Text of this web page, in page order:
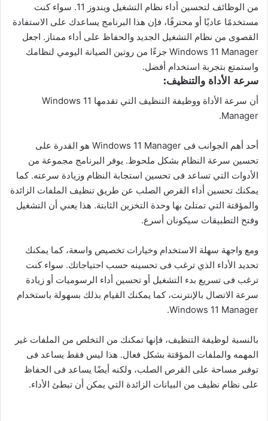
من الوظائف لتحسين أداء نظام التشغيل ويندوز 11. سواء كنت
مستخدمًا عاديًا أو محترفًا، فإن هذا البرنامج يساعدك على الاستفادة
القصوى من نظام التشغيل الجديد والحفاظ على أداء ممتاز. اجعل
Windows 11 Manager جزءًا من روتين الصيانة اليومي لنظامك
واستمتع بتجربة استخدام أفضل.
سرعة الأداة والتنظيف:
أن سرعة الأداة ووظيفة التنظيف التي تقدمها Windows 11
Manager.
أحد أهم الجوانب فى Windows 11 Manager هو القدرة على
تحسين سرعة النظام بشكل ملحوظ. يوفر البرنامج مجموعة من
الأدوات التي تساعد فى تحسين استجابة النظام وزيادة سرعته. كما
يمكنك تحسين أداء القرص الصلب عن طريق تنظيف الملفات الزائدة
والمؤقتة التي تمتلئ بها وحدة التخزين الثابتة. هذا يعني أن التشغيل
وفتح التطبيقات سيكونان أسرع.
ومع واجهة سهلة الاستخدام وخيارات تخصيص واسعة، كما يمكنك
تحديد الأداء الذي ترغب فى تحسينه حسب احتياجاتك. سواء كنت
ترغب فى تسريع بدء التشغيل أو تحسين أداء الرسوميات أو زيادة
سرعة الاتصال بالإنترنت، كما يمكنك القيام بذلك بسهولة باستخدام
Windows 11 Manager.
بالنسبة لوظيفة التنظيف، فإنها تمكنك من التخلص من الملفات غير
المهمه والملفات المؤقتة بشكل فعال. هذا ليس فقط يساعد فى
توفىر مساحة على القرص الصلب، ولكنه أيضًا يساعد فى الحفاظ
على نظام نظيف من البيانات الزائدة التي يمكن أن تبطئ الأداء.